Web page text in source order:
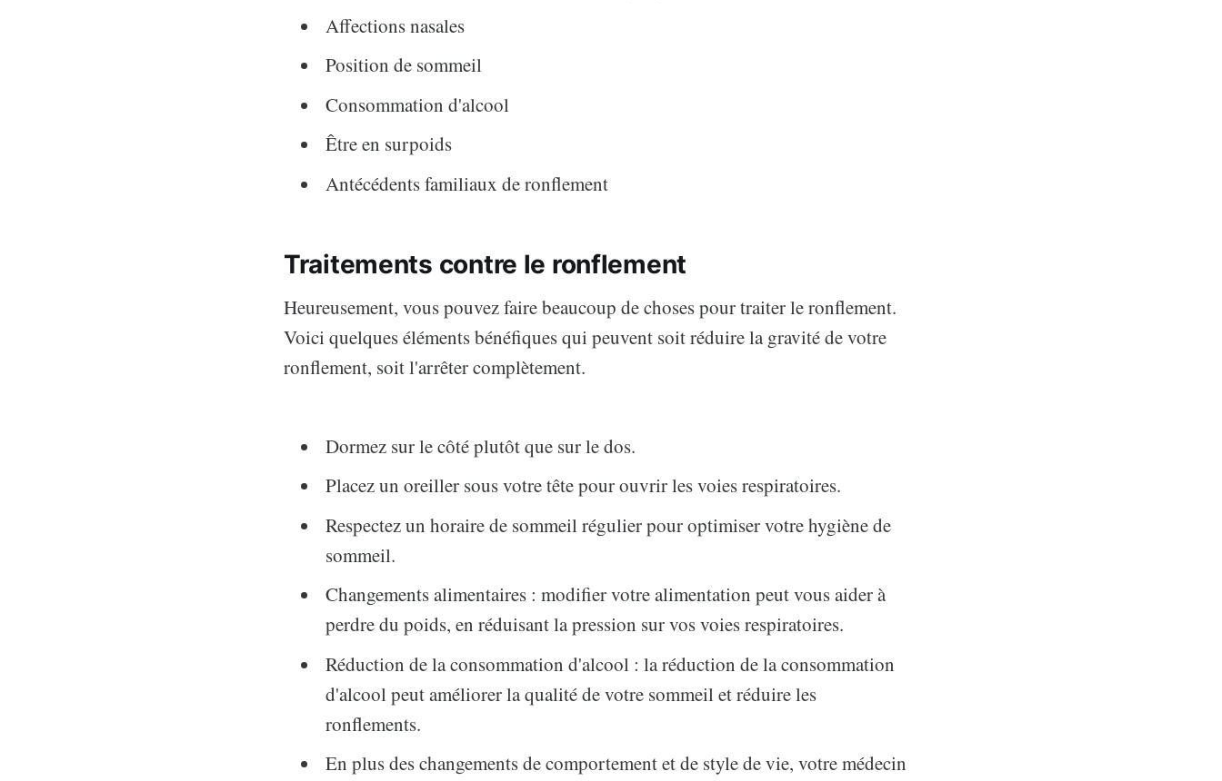
Affections nasales
Position de sommeil
Consommation d'alcool
Être en surpoids
Antécédents familiaux de ronflement
Traitements contre le ronflement
Heureusement, vous pouvez faire beaucoup de choses pour traiter le ronflement.
Voici quelques éléments bénéfiques qui peuvent soit réduire la gravité de votre
ronflement, soit l'arrêter complètement.
Dormez sur le côté plutôt que sur le dos.
Placez un oreiller sous votre tête pour ouvrir les voies respiratoires.
Respectez un horaire de sommeil régulier pour optimiser votre hygiène de
sommeil.
Changements alimentaires : modifier votre alimentation peut vous aider à
perdre du poids, en réduisant la pression sur vos voies respiratoires.
Réduction de la consommation d'alcool : la réduction de la consommation
d'alcool peut améliorer la qualité de votre sommeil et réduire les
ronflements.
En plus des changements de comportement et de style de vie, votre médecin